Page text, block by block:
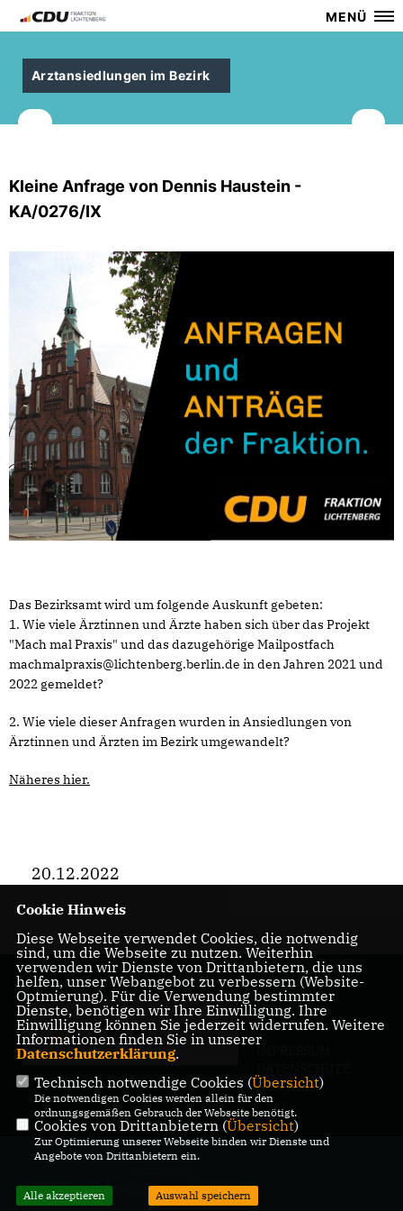
MENÜ
Arztansiedlungen im Bezirk
Kleine Anfrage von Dennis Haustein -
KA/0276/IX
Das Bezirksamt wird um folgende Auskunft gebeten:
1. Wie viele Ärztinnen und Ärzte haben sich über das Projekt
"Mach mal Praxis" und das dazugehörige Mailpostfach
machmalpraxis@lichtenberg.berlin.de in den Jahren 2021 und
2022 gemeldet?
2. Wie viele dieser Anfragen wurden in Ansiedlungen von
Ärztinnen und Ärzten im Bezirk umgewandelt?
Näheres hier.
20.12.2022
KONTAKT
@2026 CDU-Fraktion in der BVV
Alle Rechte vorbehalten.
Cookie Hinweis
Diese Webseite verwendet Cookies, die notwendig
sind, um die Webseite zu nutzen. Weiterhin
verwenden wir Dienste von Drittanbietern, die uns
helfen, unser Webangebot zu verbessern (Website-
Optmierung). Für die Verwendung bestimmter
Dienste, benötigen wir Ihre Einwilligung. Ihre
Einwilligung können Sie jederzeit widerrufen. Weitere
Informationen finden Sie in unserer
Datenschutzerklärung.
Technisch notwendige Cookies (Übersicht)
Die notwendigen Cookies werden allein für den
ordnungsgemäßen Gebrauch der Webseite benötigt.
Cookies von Drittanbietern (Übersicht)
Zur Optimierung unserer Webseite binden wir Dienste und
Angebote von Drittanbietern ein.
Alle akzeptieren Auswahl speichern